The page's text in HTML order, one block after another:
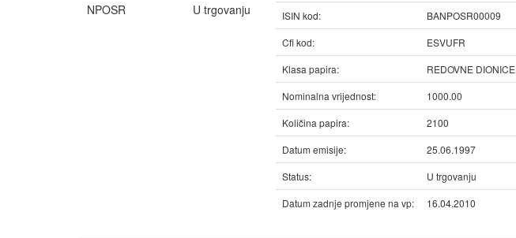
NPOSR U trgovanju ISIN kod:
BANPOSR00009
Cfi kod:
ESVUFR
Klasa papira:
REDOVNE DIONICE
Nominalna vrijednost:
1000.00
Količina papira:
2100
Datum emisije:
25.06.1997
Status:
U trgovanju
Datum zadnje promjene na vp:
16.04.2010